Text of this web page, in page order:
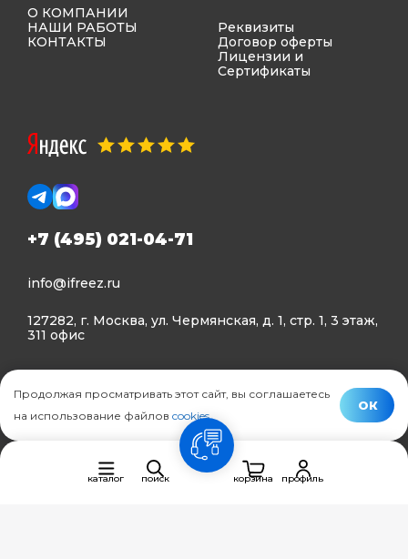
О КОМПАНИИ
НАШИ РАБОТЫ
КОНТАКТЫ
Реквизиты
Договор оферты
Лицензии и
Сертификаты
+7 (495) 021-04-71
info@ifreez.ru
127282, г. Москва, ул. Чермянская, д. 1, стр. 1, 3 этаж,
311 офис
Политика конфиденциальности
© Ifreez - продажа и установка климатической техники,
каталог поиск
связь
корзина
профиль
Продолжая просматривать этот сайт, вы соглашаетесь
на использование файлов cookies.
ОК